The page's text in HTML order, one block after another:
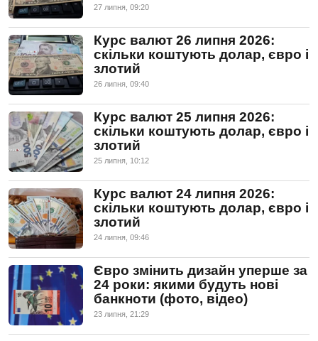
27 липня, 09:20
Курс валют 26 липня 2026:
скільки коштують долар, євро і
злотий
26 липня, 09:40
Курс валют 25 липня 2026:
скільки коштують долар, євро і
злотий
25 липня, 10:12
Курс валют 24 липня 2026:
скільки коштують долар, євро і
злотий
24 липня, 09:46
Євро змінить дизайн уперше за
24 роки: якими будуть нові
банкноти (фото, відео)
23 липня, 21:29